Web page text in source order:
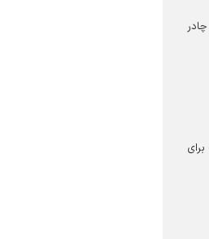
۹۰ قوطی شیر خشک و تعداد ۴۰ عروسک برای